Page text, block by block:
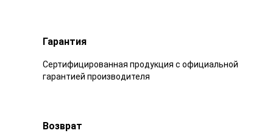
Гарантия
Сертифицированная продукция с официальной
гарантией производителя
Возврат